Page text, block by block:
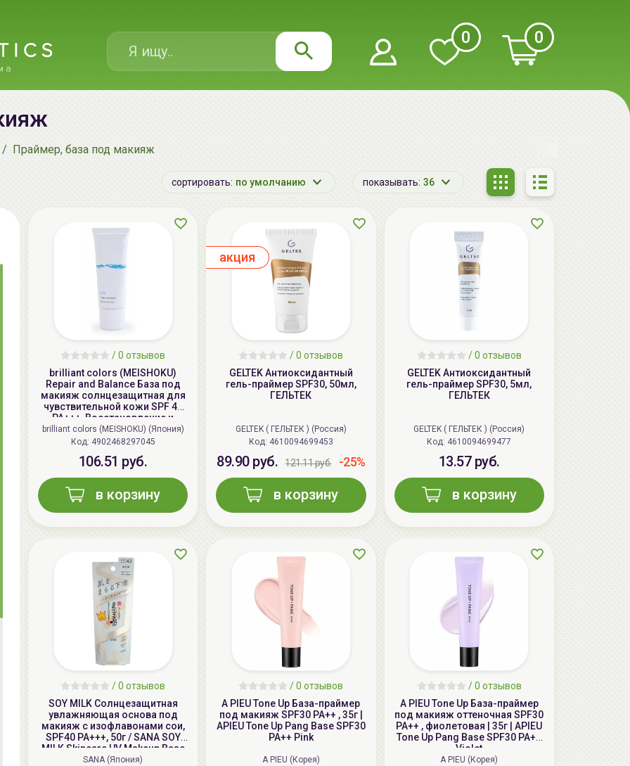
0 0
Праймер, база под макияж
сортировать: по умолчанию показывать: 36
/ 0 отзывов
brilliant colors (MEISHOKU)
Repair and Balance База под
макияж солнцезащитная для
чувствительной кожи SPF 49
PA+++, Восстановление и
баланс | 40г | Repair and
Balance Skin Care UV Base SPF
brilliant colors (MEISHOKU) (Япония)
Код: 4902468297045
106.51 руб.
в корзину
/ 0 отзывов
GELTEK Антиоксидантный
гель-праймер SPF30, 50мл,
ГЕЛЬТЕК
GELTEK ( ГЕЛЬТЕК ) (Россия)
Код: 4610094699453
89.90 руб. 121.11 руб. -25%
в корзину
aкция
/ 0 отзывов
GELTEK Антиоксидантный
гель-праймер SPF30, 5мл,
ГЕЛЬТЕК
GELTEK ( ГЕЛЬТЕК ) (Россия)
Код: 4610094699477
13.57 руб.
в корзину
/ 0 отзывов
SOY MILK Солнцезащитная
увлажняющая основа под
макияж с изофлавонами сои,
SPF40 PA+++, 50г / SANA SOY
MILK Skincare UV Makeup Base
SANA (Япония)
/ 0 отзывов
A PIEU Tone Up База-праймер
под макияж SPF30 PA++ , 35г |
APIEU Tone Up Pang Base SPF30
PA++ Pink
A PIEU (Корея)
/ 0 отзывов
A PIEU Tone Up База-праймер
под макияж оттеночная SPF30
PA++ , фиолетовая | 35г | APIEU
Tone Up Pang Base SPF30 PA++
Violet
A PIEU (Корея)